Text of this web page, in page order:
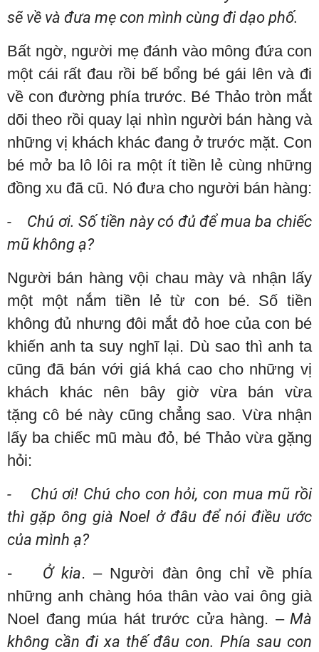
sẽ về và đưa mẹ con mình cùng đi dạo phố.
Bất ngờ, người mẹ đánh vào mông đứa con
một cái rất đau rồi bế bổng bé gái lên và đi
về con đường phía trước. Bé Thảo tròn mắt
dõi theo rồi quay lại nhìn người bán hàng và
những vị khách khác đang ở trước mặt. Con
bé mở ba lô lôi ra một ít tiền lẻ cùng những
đồng xu đã cũ. Nó đưa cho người bán hàng:
- Chú ơi. Số tiền này có đủ để mua ba chiếc
mũ không ạ?
Người bán hàng vội chau mày và nhận lấy
một một nắm tiền lẻ từ con bé. Số tiền
không đủ nhưng đôi mắt đỏ hoe của con bé
khiến anh ta suy nghĩ lại. Dù sao thì anh ta
cũng đã bán với giá khá cao cho những vị
khách khác nên bây giờ vừa bán vừa
tặng cô bé này cũng chẳng sao. Vừa nhận
lấy ba chiếc mũ màu đỏ, bé Thảo vừa gặng
hỏi:
- Chú ơi! Chú cho con hỏi, con mua mũ rồi
thì gặp ông già Noel ở đâu để nói điều ước
của mình ạ?
-
Ở kia. – Người đàn ông chỉ về phía
những anh chàng hóa thân vào vai ông già
Noel đang múa hát trước cửa hàng. –Mà
không cần đi xa thế đâu con. Phía sau con